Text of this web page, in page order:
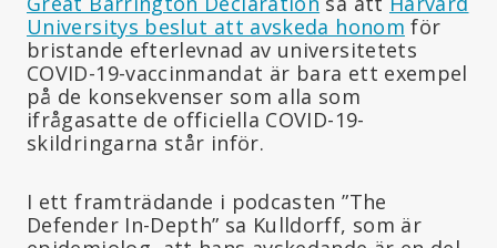
Universitys beslut att avskeda honom för
bristande efterlevnad av universitetets
COVID-19-vaccinmandat är bara ett exempel
på de konsekvenser som alla som
ifrågasatte de officiella COVID-19-
skildringarna står inför.
I ett framträdande i podcasten ”The
Defender In-Depth” sa Kulldorff, som är